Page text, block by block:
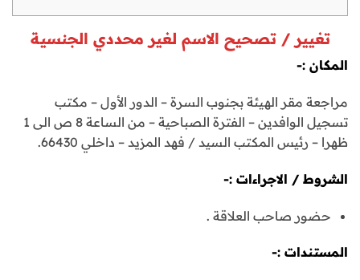
تغيير / تصحيح الاسم لغير محددي الجنسية
المكان :-
مراجعة مقر الهيئة بجنوب السرة – الدور الأول – مكتب
تسجيل الوافدين – الفترة الصباحية – من الساعة 8 ص الى 1
ظهرا – رئيس المكتب السيد / فهد المزيد – داخلي 66430.
الشروط / الاجراءات :-
حضور صاحب العلاقة .
المستندات :-